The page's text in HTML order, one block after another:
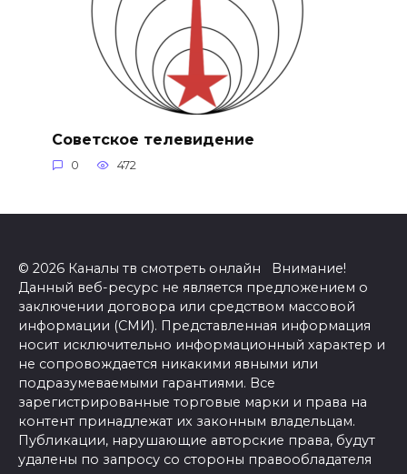
Советское телевидение
0 472
© 2026 Каналы тв смотреть онлайн Внимание!
Данный веб-ресурс не является предложением о
заключении договора или средством массовой
информации (СМИ). Представленная информация
носит исключительно информационный характер и
не сопровождается никакими явными или
подразумеваемыми гарантиями. Все
зарегистрированные торговые марки и права на
контент принадлежат их законным владельцам.
Публикации, нарушающие авторские права, будут
удалены по запросу со стороны правообладателя